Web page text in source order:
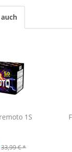
1S
33,99 € *